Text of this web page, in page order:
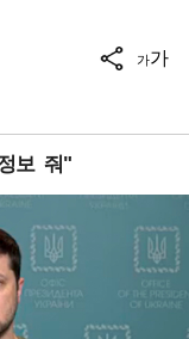
가가
보 줘"